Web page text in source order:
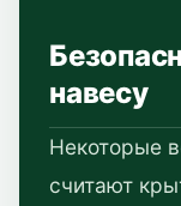
навесу
Некоторые
считают